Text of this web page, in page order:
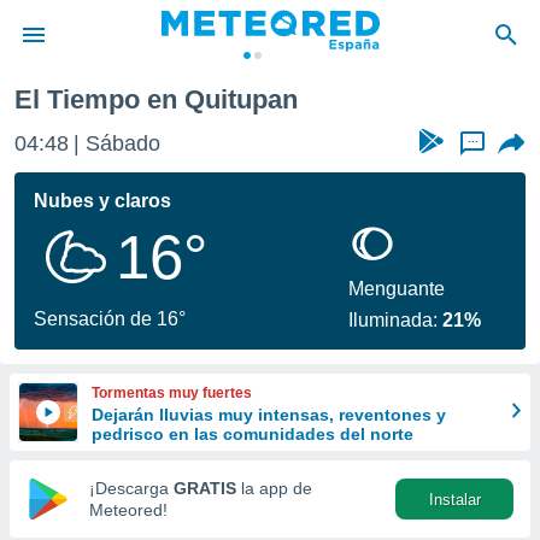
de
por
se
calidad.
a este
las
y
forma
digital
basada
El Tiempo en Quitupan
04:48 Sábado ...
Nubes y claros
16°
Sensación de 16°
Menguante
Iluminada:21%
Tormentas muy fuertes
Dejarán lluvias muy intensas, reventones y
pedrisco en las comunidades del norte
¡Descarga GRATIS la app de
Meteored!
Instalar